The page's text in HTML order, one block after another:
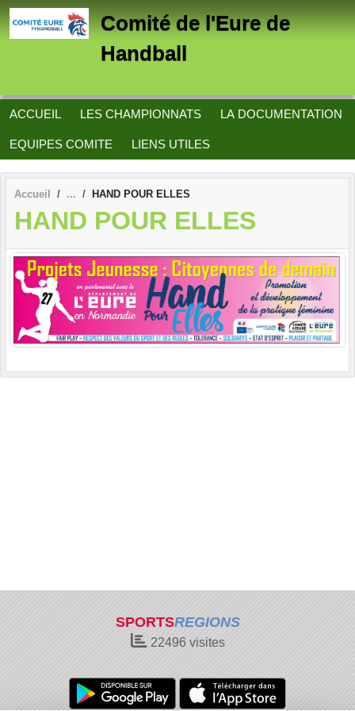
Comité de l'Eure de
Handball
ACCUEIL LES CHAMPIONNATS LA DOCUMENTATION
EQUIPES COMITE LIENS UTILES
Accueil HAND POUR ELLES
HAND POUR ELLES
SPORTSREGIONS
22496visites
Panneau de gestion des cookies